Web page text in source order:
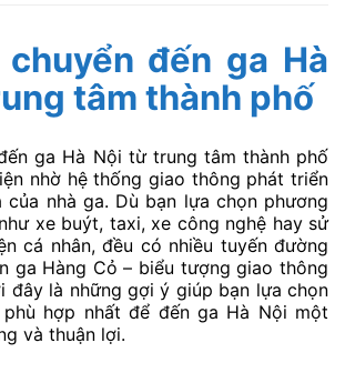
đến ga Hà
tâm thành phố
ga Hà Nội từ trung tâm thành phố
nhờ hệ thống giao thông phát triển
nhà ga. Dù bạn lựa chọn phương
xe buýt, taxi, xe công nghệ hay sử
cá nhân, đều có nhiều tuyến đường
ga Hàng Cỏ – biểu tượng giao thông
đây là những gợi ý giúp bạn lựa chọn
hợp nhất để đến ga Hà Nội một
và thuận lợi.